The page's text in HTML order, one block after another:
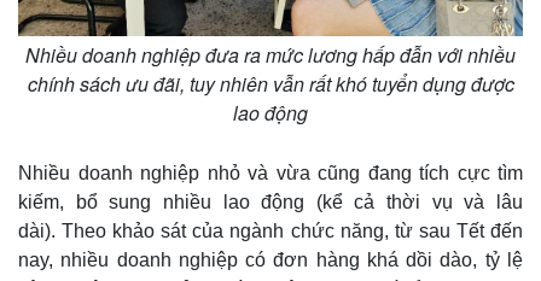
Nhiều doanh nghiệp đưa ra mức lương hấp đẫn với nhiều
chính sách ưu đãi, tuy nhiên vẫn rất khó tuyển dụng được
lao động
Nhiều doanh nghiệp nhỏ và vừa cũng đang tích cực tìm
kiếm, bổ sung nhiều lao động (kể cả thời vụ và lâu
dài). Theo khảo sát của ngành chức năng, từ sau Tết đến
nay, nhiều doanh nghiệp có đơn hàng khá dồi dào, tỷ lệ